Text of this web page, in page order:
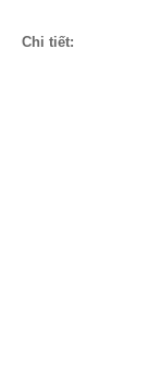
Chi tiết: